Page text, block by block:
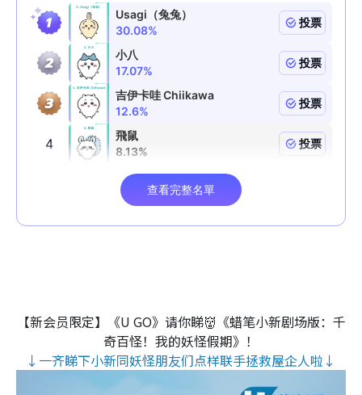
【新会员限定】《U GO》请你睇👹《蜡笔小新剧场版：千
奇百怪！我的妖怪假期》！
↓一齐睇下小新同妖怪朋友们点样联手拯救屋企人啦↓